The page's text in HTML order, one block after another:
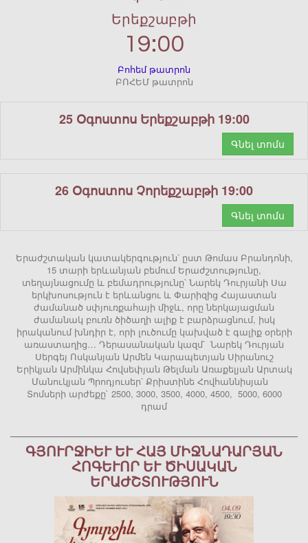
Երեքշաբթի
19:00
Բոհեմ թատրոն
ԲՈՀԵՄ թատրոն
25 Օգոստոս Երեքշաբթի 19:00
Գնել տոմս
26 Օգոստոս Չորեքշաբթի 19:00
Գնել տոմս
Երաժշտական կատակերգություն՝ ըստ Թոմաս Բրանդոնի,
15 տարի երևանյան բեմում Երաժշտությունը,
տեղայնացումը և բեմադրությունը՝ Նարեկ Դուրյանի Սա
երկխոսություն է երևանցու և Փարիզից Հայաստան
ժամանած սփյուռքահայի միջև, որը ներկայացման
ժամանակ բուռն ծիծաղի ալիք է բարձրացնում, իսկ
իրականում խնդիր է, որի լուծումը կախված է գալիք օրերի
առաստաղից… Դերասանական կազմ՝ Նարեկ Դուրյան
Սերգեյ Ոսկանյան Արմեն Կարապետյան Սիրանուշ
Երիկյան Արմինկա Հովսեփյան Թելման Առաքելյան Արտակ
Մանուկյան Պրոդյուսեր՝ Քրիստինե Հովհաննիսյան
Տոմսերի արժեքը` 2500, 3000, 3500, 4000, 4500, 5000, 6000
դրամ
ԳՅՈՒՐՋԻԵՒ ԵՒ ՀԱՅ ՄԻՋՆԱԴԱՐՅԱՆ ՀՈ
ԳԵՒՈՐ ԵՒ ԾԻՍԱԿԱՆ ԵՐԱԺ
ՇՏՈՒԹՅՈՒՆ